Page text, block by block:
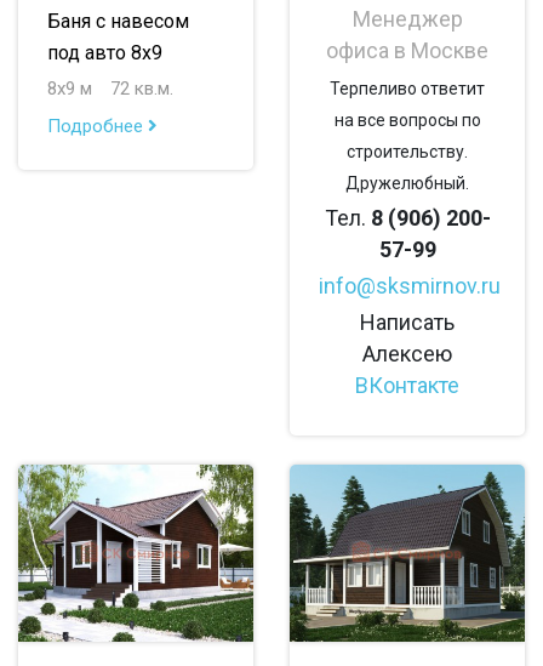
с навесом для авто
Баня с навесом
под авто 8х9
8х9 м
72 кв.м.
Подробнее
Менеджер
офиса в Москве
Терпеливо ответит
на все вопросы по
строительству.
Дружелюбный.
Тел. 8 (906) 200-
57-99
info@sksmirnov.ru
Написать
Алексею
ВКонтакте